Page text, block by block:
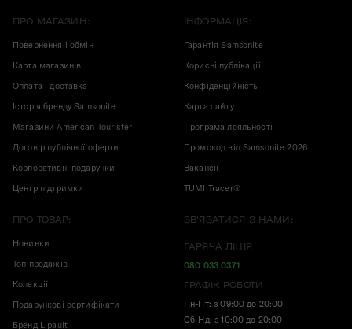
ПРО МАГАЗИН:
Повернення і обмін
Карта магазинів
Оплата і доставка
Історія бренду Samsonite
Магазини American Tourister
Договір публічної оферти
Корпоративні подарунки
Центр підтримки
ІНФОРМАЦІЯ:
Гарантія Samsonite
Корисні публікації
Конфіденційність
Карта сайту
Програма лояльності
Промокод від Samsonite 2026
Вакансії
TUMI Tracer®
ПРО ТОВАР:
Новинки
Топ продажів
Колекції
Подарункові сертифікати
Бренд Lipault
ЗВ'ЯЗАТИСЯ З НАМИ:
ГАРЯЧА ЛІНІЯ
080 033 0371
ГРАФІК РОБОТИ
Пн-Пт: з 09:00 до 20:00
Сб-Нд: з 10:00 до 20:00